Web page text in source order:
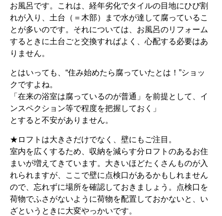
お風呂です。これは、経年劣化でタイルの目地にひび割
れが入り、土台（＝木部）まで水が達して腐っているこ
とが多いのです。それについては、お風呂のリフォーム
するときに土台ごと交換すればよく、心配する必要はあ
りません。
とはいっても、“住み始めたら腐っていたとは！”ショッ
クですよね。
「在来の浴室は腐っているのが普通」を前提として、イ
ンスペクション等で程度を把握しておく」
とすると不安がありません。
★ロフトは大きさだけでなく、壁にもご注目。
室内を広くするため、収納を減らす分ロフトのあるお住
まいが増えてきています。大きいほどたくさんものが入
れられますが、ここで壁に点検口があるかもしれません
ので、忘れずに場所を確認しておきましょう。点検口を
荷物でふさがないように荷物を配置しておかないと、い
ざというときに大変やっかいです。